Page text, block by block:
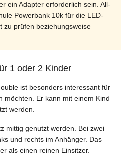
ein Adapter erforderlich sein. All-
Powerbank 10k für die LED-
zu prüfen beziehungsweise
1 oder 2 Kinder
ist besonders interessant für
möchten. Er kann mit einem Kind
werden.
mittig genutzt werden. Bei zwei
und rechts im Anhänger. Das
als einen reinen Einsitzer.